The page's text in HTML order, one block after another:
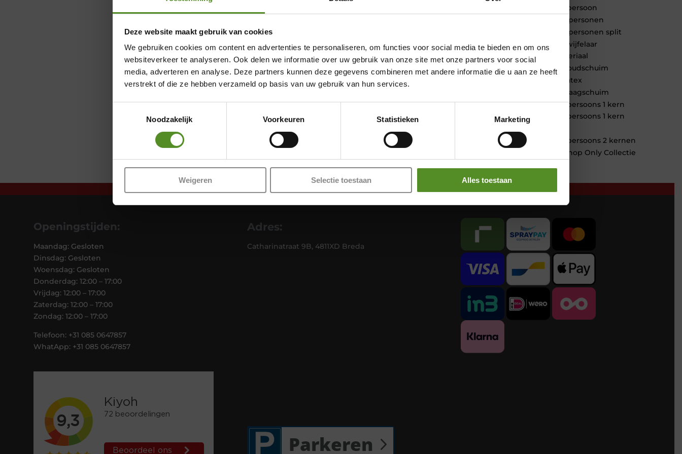
Deze website maakt gebruik van cookies
We gebruiken cookies om content en advertenties te personaliseren, om functies voor social media te bieden en om ons
websiteverkeer te analyseren. Ook delen we informatie over uw gebruik van onze site met onze partners voor social
media, adverteren en analyse. Deze partners kunnen deze gegevens combineren met andere informatie die u aan ze heeft
verstrekt of die ze hebben verzameld op basis van uw gebruik van hun services.
Noodzakelijk
Voorkeuren Statistieken Marketing
Weigeren Selectie toestaan Alles toestaan
1 persoon
2 personen
2 personen split
Twijfelaar
Materiaal
Koudschuim
Latex
Traagschuim
Tweepersoons 1 kern
Tweepersoons 1 kern
Tweepersoons 2 kernen
Webshop Only Collectie
Openingstijden:
Maandag: Gesloten
Dinsdag: Gesloten
Woensdag: Gesloten
Donderdag: 12:00 – 17:00
Vrijdag: 12:00 – 17:00
Zaterdag: 12:00 – 17:00
Zondag: 12:00 – 17:00
Telefoon: +31 085 0647857
WhatApp: +31 085 0647857
Adres:
Catharinatraat 9B, 4811XD Breda
Parkeren
Showroom Breda
Donderdag 12:00 – 17:00
Vrijdag 12:00 – 17:00
Zaterdag 12:00 – 17:00